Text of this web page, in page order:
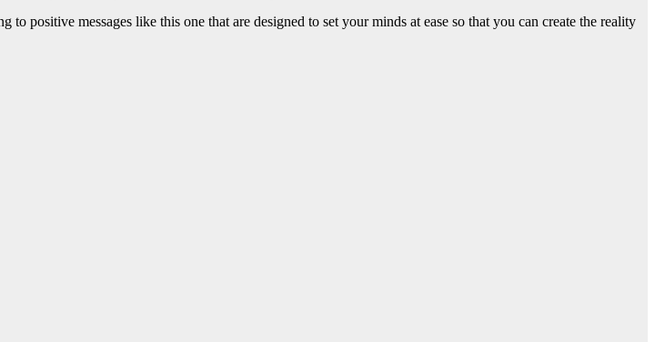
positive messages like this one that are designed to set your minds at ease so that you can create the reality